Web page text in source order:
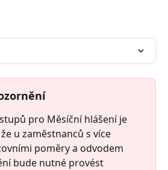
pro Měsíční hlášení je
u zaměstnanců s více
poměry a odvodem
bude nutné provést